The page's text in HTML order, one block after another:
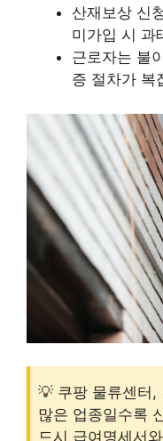
산재보상 신
미가입 시 과
근로자는 불
증 절차가 복
💡 쿠팡 물류센터,
많은 업종일수록
드시 급여명세서